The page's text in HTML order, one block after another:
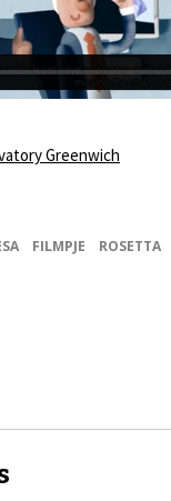
Greenwich
FILMPJE ROSETTA